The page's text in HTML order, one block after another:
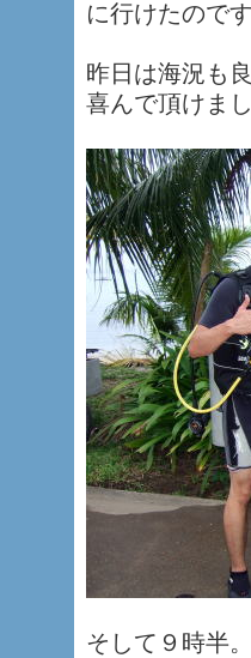
に行けたので
昨日は海況も
喜んで頂けま
そして９時半